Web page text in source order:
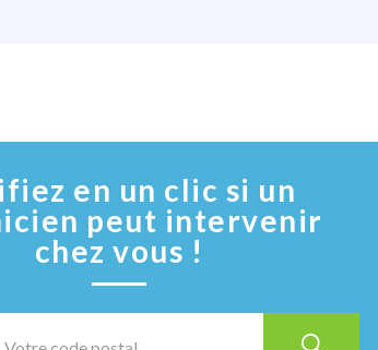
en un clic si un
peut intervenir
chez vous !